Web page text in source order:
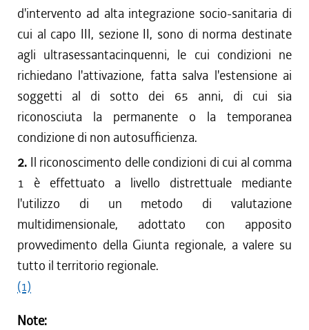
d'intervento ad alta integrazione socio-sanitaria di
cui al capo III, sezione II, sono di norma destinate
agli ultrasessantacinquenni, le cui condizioni ne
richiedano l'attivazione, fatta salva l'estensione ai
soggetti al di sotto dei 65 anni, di cui sia
riconosciuta la permanente o la temporanea
condizione di non autosufficienza.
2. Il riconoscimento delle condizioni di cui al comma
1 è effettuato a livello distrettuale mediante
l'utilizzo di un metodo di valutazione
multidimensionale, adottato con apposito
provvedimento della Giunta regionale, a valere su
tutto il territorio regionale.
(1)
Note: